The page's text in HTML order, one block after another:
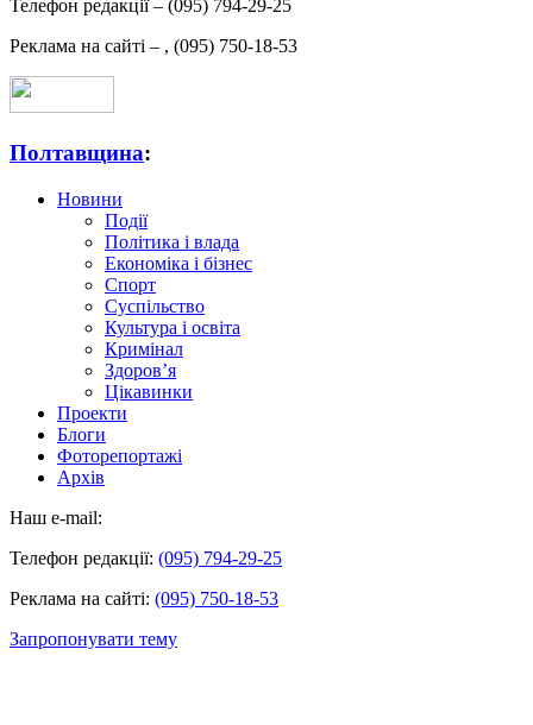
Телефон редакції – (095) 794-29-25
Реклама на сайті – , (095) 750-18-53
Полтавщина:
Новини
Події
Політика і влада
Економіка і бізнес
Спорт
Суспільство
Культура і освіта
Кримінал
Здоров’я
Цікавинки
Проекти
Блоги
Фоторепортажі
Архів
Наш e-mail:
Телефон редакції: (095) 794-29-25
Реклама на сайті: (095) 750-18-53
Запропонувати тему